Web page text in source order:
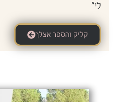
לי"
קליק והספר אצלך